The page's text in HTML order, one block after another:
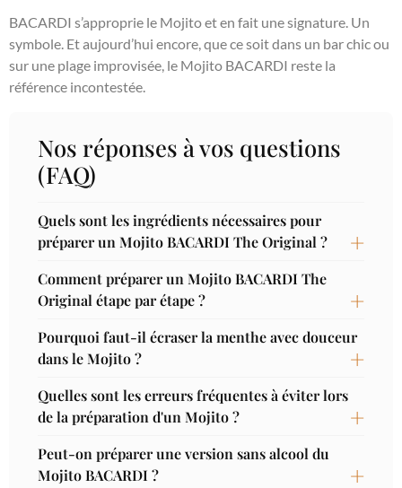
BACARDI s’approprie le Mojito et en fait une signature. Un
symbole. Et aujourd’hui encore, que ce soit dans un bar chic ou
sur une plage improvisée, le Mojito BACARDI reste la
référence incontestée.
Nos réponses à vos questions
(FAQ)
Quels sont les ingrédients nécessaires pour
préparer un Mojito BACARDI The Original ?
Comment préparer un Mojito BACARDI The
Original étape par étape ?
Pourquoi faut-il écraser la menthe avec douceur
dans le Mojito ?
Quelles sont les erreurs fréquentes à éviter lors
de la préparation d'un Mojito ?
Peut-on préparer une version sans alcool du
Mojito BACARDI ?